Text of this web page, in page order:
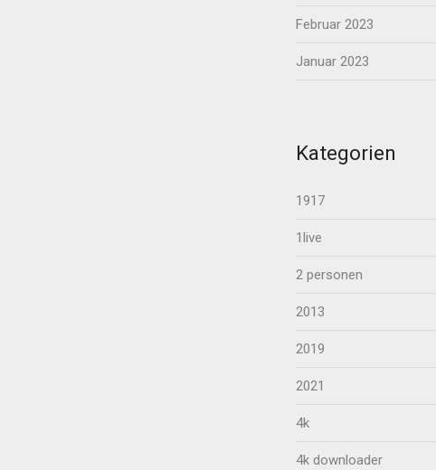
Februar 2023
Januar 2023
Kategorien
1917
1live
2 personen
2013
2019
2021
4k
4k downloader